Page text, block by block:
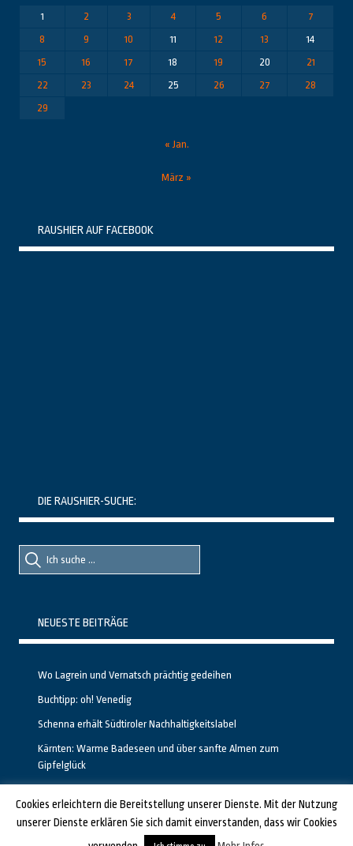
1
2 3 4 5 6
7
8
9 10 11 12 13
14
15
16 17 18 19 20
21
22
23 24 25 26 27
28
29
« Jan.
März »
RAUSHIER AUF FACEBOOK
DIE RAUSHIER-SUCHE:
Suche
nach::
Suche
nach:
NEUESTE BEITRÄGE
Wo Lagrein und Vernatsch prächtig gedeihen
Buchtipp: oh! Venedig
Schenna erhält Südtiroler Nachhaltigkeitslabel
Kärnten: Warme Badeseen und über sanfte Almen zum
Gipfelglück
GESTALTET UND PROGRAMMIERT VON ALBERTO & FRANZ BEI LUCID.BERLIN
Cookies erleichtern die Bereitstellung unserer Dienste. Mit der Nutzung
unserer Dienste erklären Sie sich damit einverstanden, dass wir Cookies